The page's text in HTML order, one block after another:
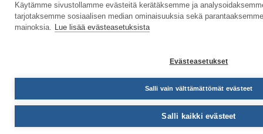
Käytämme sivustollamme evästeitä kerätäksemme ja
tarjotaksemme sosiaalisen median ominaisuuksia sekä
mainoksia. Lue lisää evästeasetuksista
Evästeasetukset
Salli vain välttämättömät evästeet
Salli kaikki evästeet